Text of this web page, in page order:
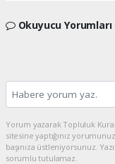
Okuyucu Yorumları
Yorum yazarak Topluluk
sitesine yaptığınız
başınıza üstleniyorsunuz.
sorumlu tutulamaz.